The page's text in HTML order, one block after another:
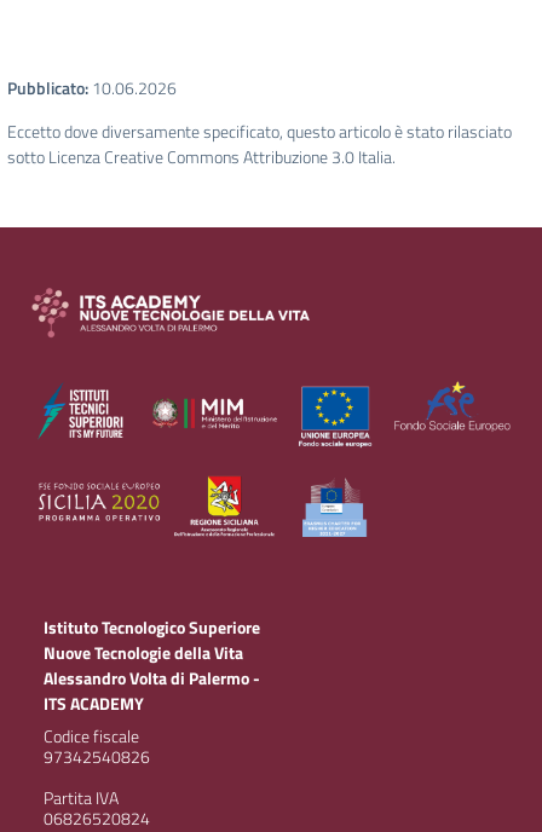
Pubblicato:10.06.2026
Eccetto dove diversamente specificato, questo articolo è stato rilasciato
sotto Licenza Creative Commons Attribuzione 3.0 Italia.
Istituto Tecnologico Superiore
Nuove Tecnologie della Vita
Alessandro Volta di Palermo -
ITS ACADEMY
Codice fiscale
97342540826
Partita IVA
06826520824